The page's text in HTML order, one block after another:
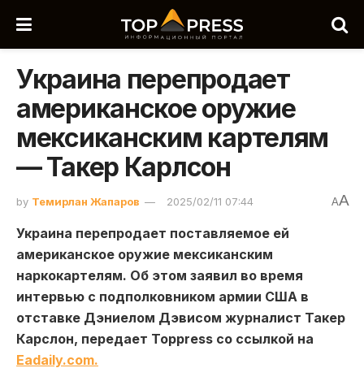
Украина перепродает
американское оружие
мексиканским картелям
— Такер Карлсон
by Темирлан Жапаров 2025/02/11 07:44 AA
Украина перепродает поставляемое ей
американское оружие мексиканским
наркокартелям. Об этом заявил во время
интервью с подполковником армии США в
отставке Дэниелом Дэвисом журналист Такер
Карслон, передает Toppress со ссылкой на
Еadaily.com.